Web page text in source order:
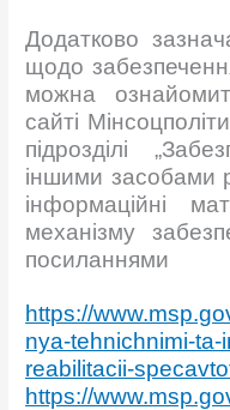
Додатково
щодо
можна
сайті
підрозділі
іншими засобами
інформаційні
механізму
посиланнями
https://
nya-tehnichnimi-
reabilitacii-
https://